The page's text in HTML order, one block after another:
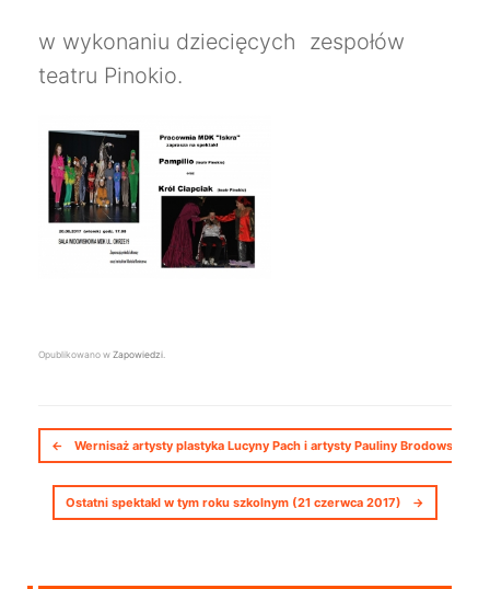
w wykonaniu dziecięcych zespołów
teatru Pinokio.
Opublikowano w Zapowiedzi.
Nawigacja postów
← Wernisaż artysty plastyka Lucyny Pach i artysty Pauliny Brodowskiej
Ostatni spektakl w tym roku szkolnym (21 czerwca 2017) →